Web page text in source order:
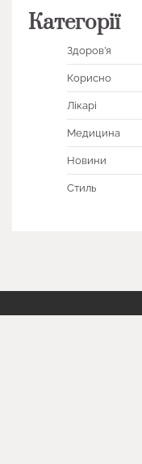
Категорії
Здоров’я
Корисно
Лікарі
Медицина
Новини
Стиль